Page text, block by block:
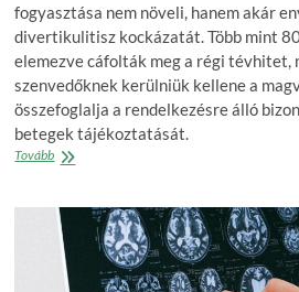
fogyasztása nem növeli, hanem akár
divertikulitisz kockázatát. Több mint
elemezve cáfolták meg a régi tévhitet,
szenvedőknek kerülniük kellene a
összefoglalja a rendelkezésre álló
betegek tájékoztatását.
TovábbRégi
meg
mogyorófélékről